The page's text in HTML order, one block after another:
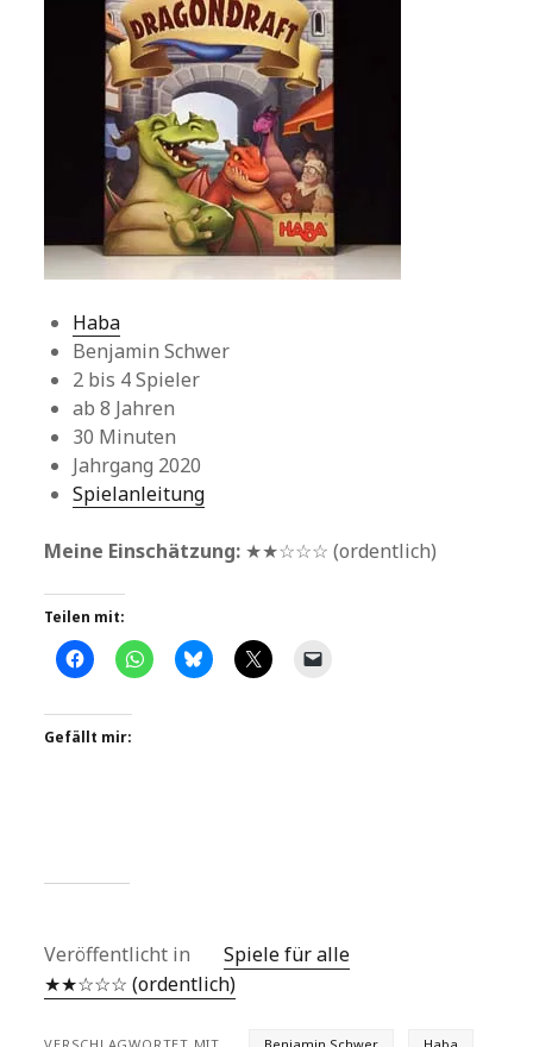
Haba
Benjamin Schwer
2 bis 4 Spieler
ab 8 Jahren
30 Minuten
Jahrgang 2020
Spielanleitung
Meine Einschätzung: ★★☆☆☆ (ordentlich)
Teilen mit:
Gefällt mir:
Veröffentlicht in
Spiele für alle
★★☆☆☆ (ordentlich)